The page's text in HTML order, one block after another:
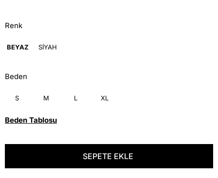
Renk
BEYAZ SİYAH
Beden
S M L XL
Beden Tablosu